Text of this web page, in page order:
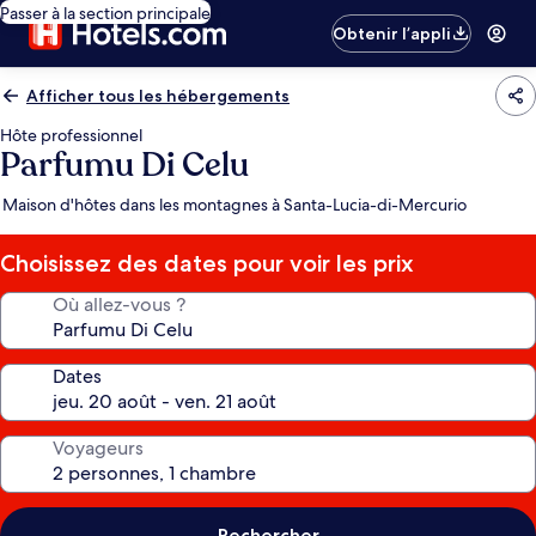
Passer à la section principale
Obtenir l’appli
Afficher tous les hébergements
Hôte professionnel
Parfumu Di Celu
Maison d'hôtes dans les montagnes à Santa-Lucia-di-Mercurio
Choisissez des dates pour voir les prix
Où allez-vous ?
Dates
Voyageurs